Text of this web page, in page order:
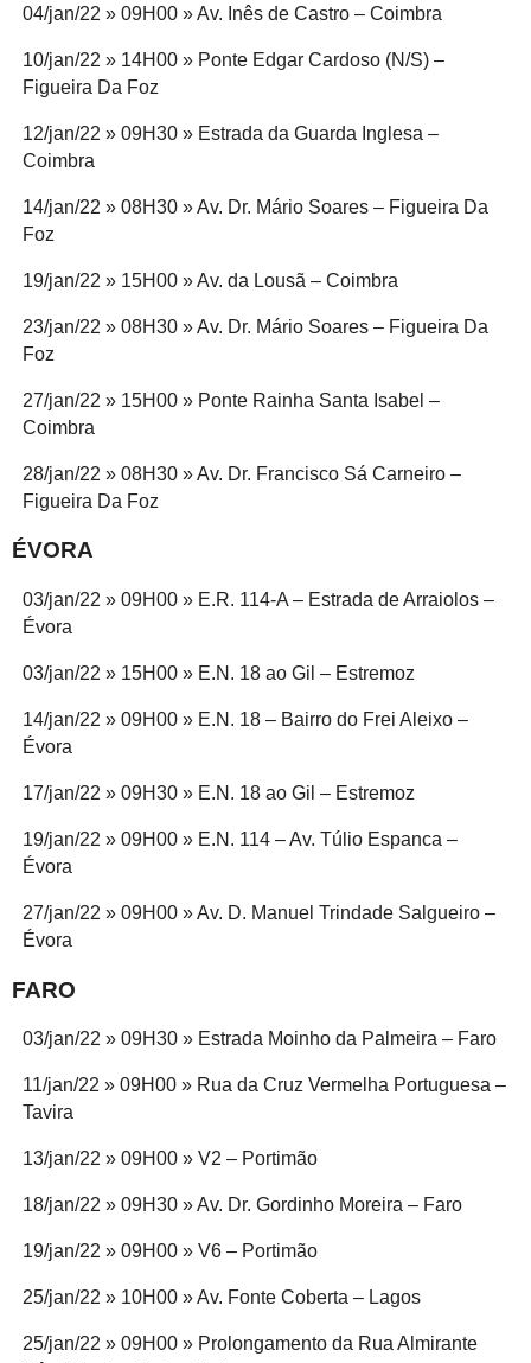
04/jan/22 » 09H00 » Av. Inês de Castro – Coimbra
10/jan/22 » 14H00 » Ponte Edgar Cardoso (N/S) –
Figueira Da Foz
12/jan/22 » 09H30 » Estrada da Guarda Inglesa –
Coimbra
14/jan/22 » 08H30 » Av. Dr. Mário Soares – Figueira Da
Foz
19/jan/22 » 15H00 » Av. da Lousã – Coimbra
23/jan/22 » 08H30 » Av. Dr. Mário Soares – Figueira Da
Foz
27/jan/22 » 15H00 » Ponte Rainha Santa Isabel –
Coimbra
28/jan/22 » 08H30 » Av. Dr. Francisco Sá Carneiro –
Figueira Da Foz
ÉVORA
03/jan/22 » 09H00 » E.R. 114-A – Estrada de Arraiolos –
Évora
03/jan/22 » 15H00 » E.N. 18 ao Gil – Estremoz
14/jan/22 » 09H00 » E.N. 18 – Bairro do Frei Aleixo –
Évora
17/jan/22 » 09H30 » E.N. 18 ao Gil – Estremoz
19/jan/22 » 09H00 » E.N. 114 – Av. Túlio Espanca –
Évora
27/jan/22 » 09H00 » Av. D. Manuel Trindade Salgueiro –
Évora
FARO
03/jan/22 » 09H30 » Estrada Moinho da Palmeira – Faro
11/jan/22 » 09H00 » Rua da Cruz Vermelha Portuguesa –
Tavira
13/jan/22 » 09H00 » V2 – Portimão
18/jan/22 » 09H30 » Av. Dr. Gordinho Moreira – Faro
19/jan/22 » 09H00 » V6 – Portimão
25/jan/22 » 10H00 » Av. Fonte Coberta – Lagos
25/jan/22 » 09H00 » Prolongamento da Rua Almirante